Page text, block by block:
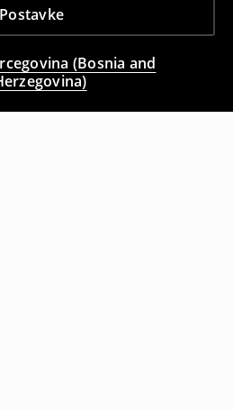
Postavke
(Bosnia and